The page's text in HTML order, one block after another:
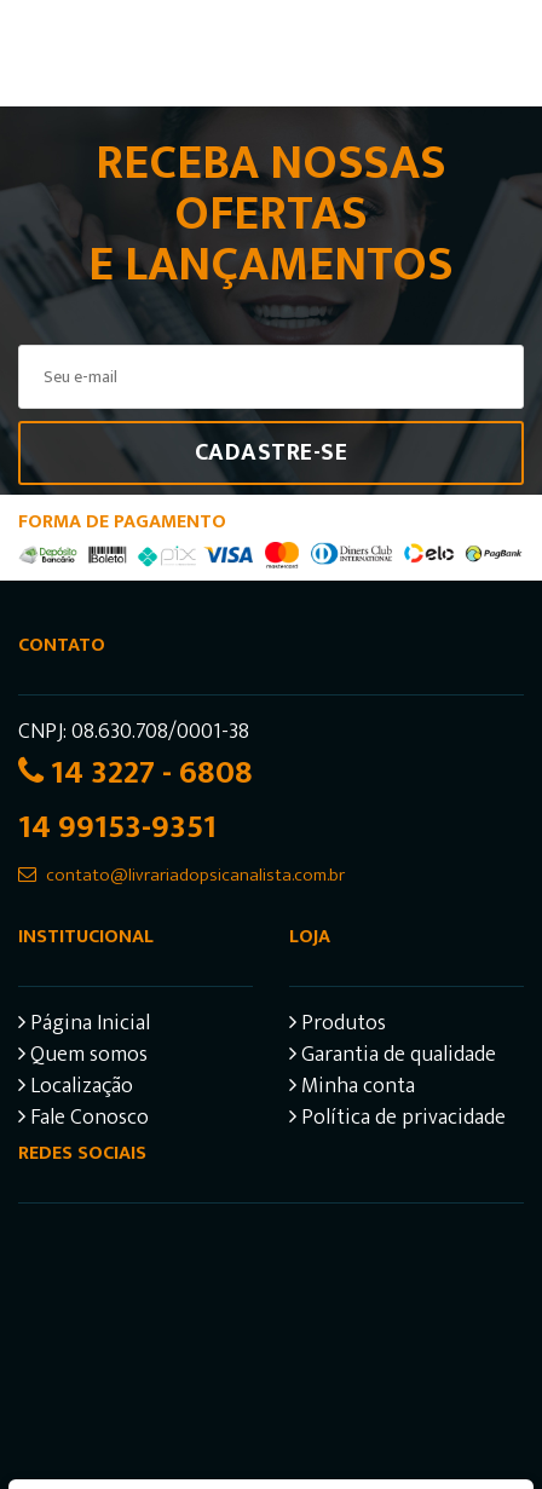
RECEBA NOSSAS
OFERTAS
E LANÇAMENTOS
CADASTRE-SE
FORMA DE PAGAMENTO
CONTATO
CNPJ: 08.630.708/0001-38
14 3227 - 6808
14 99153-9351
contato@livrariadopsicanalista.com.br
INSTITUCIONAL
Página Inicial
Quem somos
Localização
Fale Conosco
LOJA
Produtos
Garantia de qualidade
Minha conta
Política de privacidade
REDES SOCIAIS